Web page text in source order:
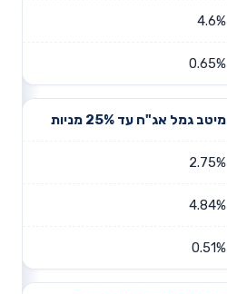
4.6%
0.65%
מיטב גמל אג"ח עד 25% מניות
2.75%
4.84%
0.51%